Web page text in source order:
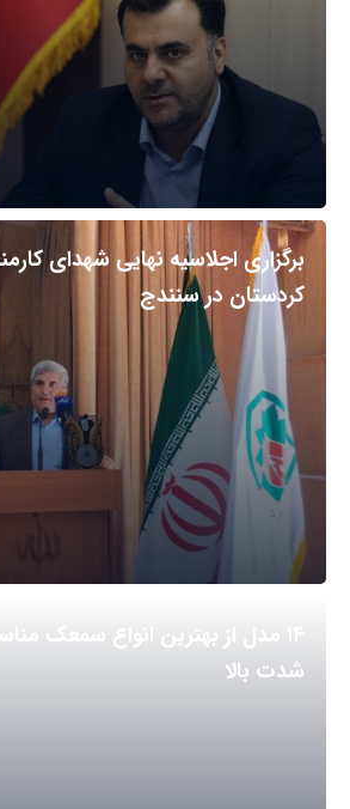
برگزاری اجلاسیه نهایی شهدای
کردستان در سنندج
۱۴ مدل از بهترین انواع سمعک
شدت بالا